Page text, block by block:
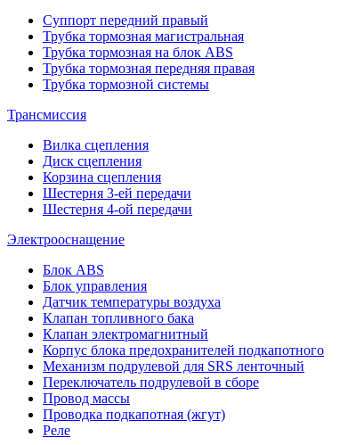
Суппорт передний правый
Трубка тормозная магистральная
Трубка тормозная на блок ABS
Трубка тормозная передняя правая
Трубка тормозной системы
Трансмиссия
Вилка сцепления
Диск сцепления
Корзина сцепления
Шестерня 3-ей передачи
Шестерня 4-ой передачи
Электрооснащение
Блок ABS
Блок управления
Датчик температуры воздуха
Клапан топливного бака
Клапан электромагнитный
Корпус блока предохранителей подкапотного
Механизм подрулевой для SRS ленточный
Переключатель подрулевой в сборе
Провод массы
Проводка подкапотная (жгут)
Реле